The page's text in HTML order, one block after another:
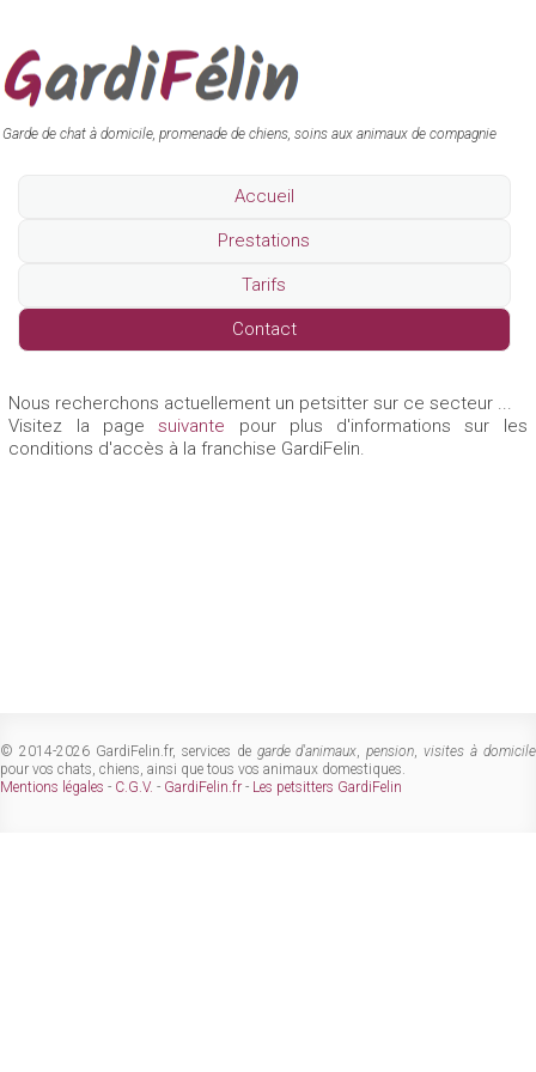
Garde de chat à domicile, promenade de chiens, soins aux animaux de compagnie
Accueil
Prestations
Tarifs
Contact
Nous recherchons actuellement un petsitter sur ce secteur ...
Visitez la pagesuivante pour plus d'informations sur les
conditions d'accès à la franchise GardiFelin.
© 2014-2026 GardiFelin.fr, services de garde d'animaux,pension,visites à domicile
pour vos chats, chiens, ainsi que tous vos animaux domestiques.
Mentions légales - C.G.V. - GardiFelin.fr - Les petsitters GardiFelin